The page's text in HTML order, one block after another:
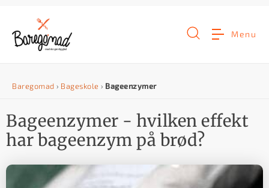
n
h
Menu
Baregomad › Bageskole › Bageenzymer
Bageenzymer - hvilken effekt
har bageenzym på brød?